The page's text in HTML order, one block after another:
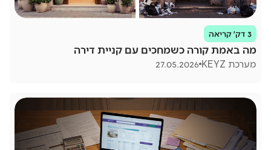
3 דק׳ קריאה
מה באמת קורה כשמחכים עם קניית דירה
מערכת KEYZ 27.05.2026